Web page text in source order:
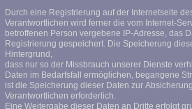
Durch eine Registrierung auf der Internetseite
Verantwortlichen wird ferner die vom Internet-
betroffenen Person vergebene IP-Adresse, das
Registrierung gespeichert. Die Speicherung
Hintergrund,
dass nur so der Missbrauch unserer Dienste
Daten im Bedarfsfall ermöglichen, begangene
ist die Speicherung dieser Daten zur
Verantwortlichen erforderlich.
Eine Weitergabe dieser Daten an Dritte erfolgt